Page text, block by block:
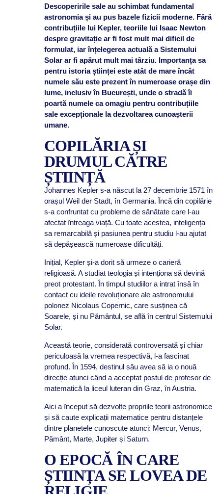
Descoperirile sale au schimbat fundamental
astronomia și au pus bazele fizicii moderne. Fără
contribuțiile lui Kepler, teoriile lui Isaac Newton
despre gravitație ar fi fost mult mai dificil de
formulat, iar înțelegerea actuală a Sistemului
Solar ar fi apărut mult mai târziu. Importanța sa
pentru istoria științei este atât de mare încât
numele său este prezent în numeroase orașe din
lume, inclusiv în București, unde o stradă îi
poartă numele ca omagiu pentru contribuțiile
sale excepționale la dezvoltarea cunoașterii
umane.
COPILĂRIA ȘI
DRUMUL CĂTRE
ȘTIINȚĂ
Johannes Kepler s-a născut la 27 decembrie 1571 în
orașul Weil der Stadt, în Germania. Încă din copilărie
s-a confruntat cu probleme de sănătate care l-au
afectat întreaga viață. Cu toate acestea, inteligența
sa remarcabilă și pasiunea pentru studiu l-au ajutat
să depășească numeroase dificultăți.
Inițial, Kepler și-a dorit să urmeze o carieră
religioasă. A studiat teologia și intenționa să devină
preot protestant. În timpul studiilor a intrat însă în
contact cu ideile revoluționare ale astronomului
polonez Nicolaus Copernic, care susținea că
Soarele, și nu Pământul, se află în centrul Sistemului
Solar.
Această teorie, considerată controversată și chiar
periculoasă la vremea respectivă, l-a fascinat
profund. În 1594, destinul său avea să ia o nouă
direcție atunci când a acceptat postul de profesor de
matematică la liceul luteran din Graz, în Austria.
Aici a început să dezvolte propriile teorii astronomice
și să caute explicații matematice pentru distanțele
dintre planetele cunoscute atunci: Mercur, Venus,
Pământ, Marte, Jupiter și Saturn.
O EPOCĂ ÎN CARE
ȘTIINȚA SE LOVEA DE